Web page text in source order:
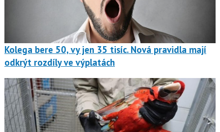
Kolega bere 50, vy jen 35 tisíc. Nová pravidla mají
odkrýt rozdíly ve výplatách